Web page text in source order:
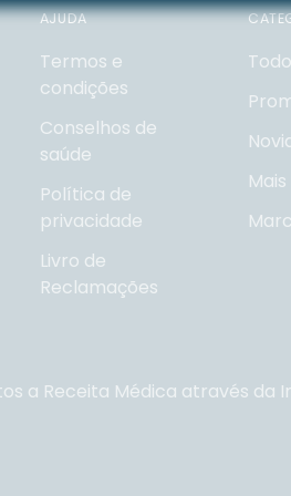
AJUDA
Termos e
condições
Conselhos de
saúde
Política de
privacidade
Livro de
Reclamações
a Receita Médica através da